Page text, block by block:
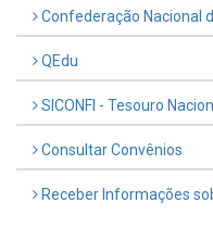
Confederação Nacional
QEdu
SICONFI - Tesouro
Consultar Convênios
Receber Informações